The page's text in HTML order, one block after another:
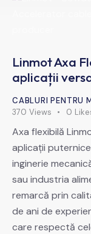
Linmot Axa
aplicații
CABLURI PENTRU
370 Views 0
Axa flexibilă
aplicații
inginerie
sau industria
remarcă prin
de ani de
care respectă